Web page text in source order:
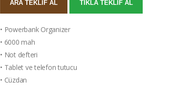
ARA TEKLIF AL TIKLA TEKLIF AL
• Powerbank Organizer
• 6000 mah
• Not defteri
• Tablet ve telefon tutucu
• Cüzdan